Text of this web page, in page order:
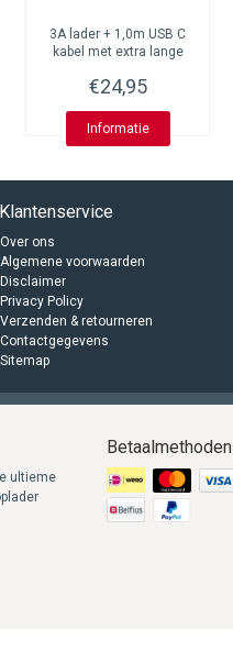
3A lader + 1,0m USB C
kabel met extra lange
€24,95
Informatie
Klantenservice
Over ons
Algemene voorwaarden
Disclaimer
Privacy Policy
Verzenden & retourneren
Contactgegevens
Sitemap
ultieme
Betaalmethoden